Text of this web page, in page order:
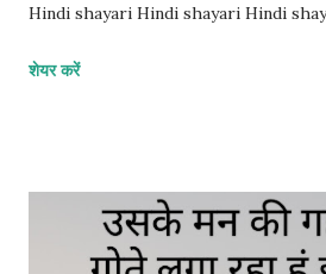
Hindi shayari Hindi shayari Hindi
शेयर करें